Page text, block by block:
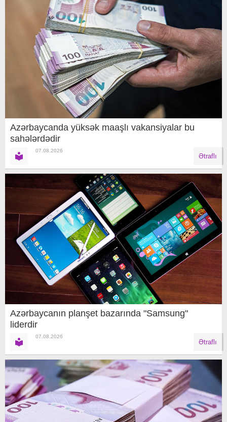
Azərbaycanda yüksək maaşlı vakansiyalar bu
sahələrdədir
07.08.2026
Ətraflı
Azərbaycanın planşet bazarında "Samsung"
liderdir
07.08.2026
Ətraflı